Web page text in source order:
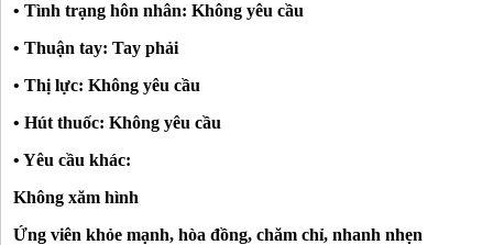
• Tình trạng hôn nhân: Không yêu cầu
• Thuận tay: Tay phải
• Thị lực: Không yêu cầu
• Hút thuốc: Không yêu cầu
• Yêu cầu khác:
Không xăm hình
Ứng viên khỏe mạnh, hòa đồng, chăm chỉ, nhanh nhẹn